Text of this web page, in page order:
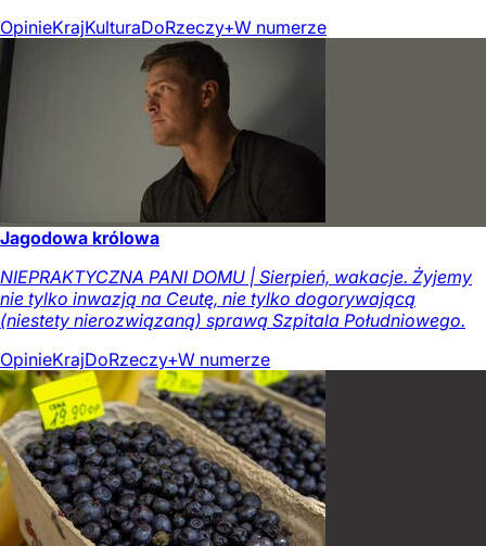
OpinieKrajKulturaDoRzeczy+W numerze
Jagodowa królowa
NIEPRAKTYCZNA PANI DOMU | Sierpień, wakacje. Żyjemy
nie tylko inwazją na Ceutę, nie tylko dogorywającą
(niestety nierozwiązaną) sprawą Szpitala Południowego.
OpinieKrajDoRzeczy+W numerze